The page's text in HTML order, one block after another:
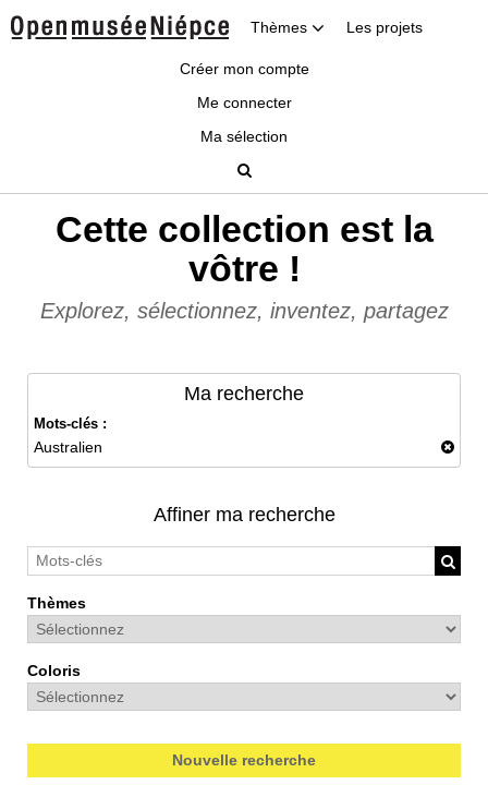
Thèmes Les projets
Créer mon compte
Me connecter
Ma sélection
Cette collection est la
vôtre !
Explorez, sélectionnez, inventez, partagez
Ma recherche
Mots-clés :
Australien
Affiner ma recherche
Thèmes
Coloris
Nouvelle recherche